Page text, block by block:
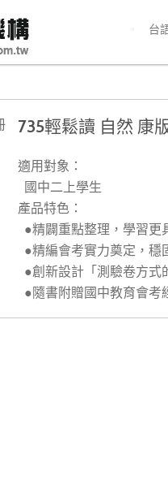
台
735輕鬆讀 自然 康
適用對象：
國中二上學生
產品特色：
●精闢重點整理，學習更
●精編會考實力奠定，穩
●創新設計「測驗卷方式
●隨書附贈國中教育會考